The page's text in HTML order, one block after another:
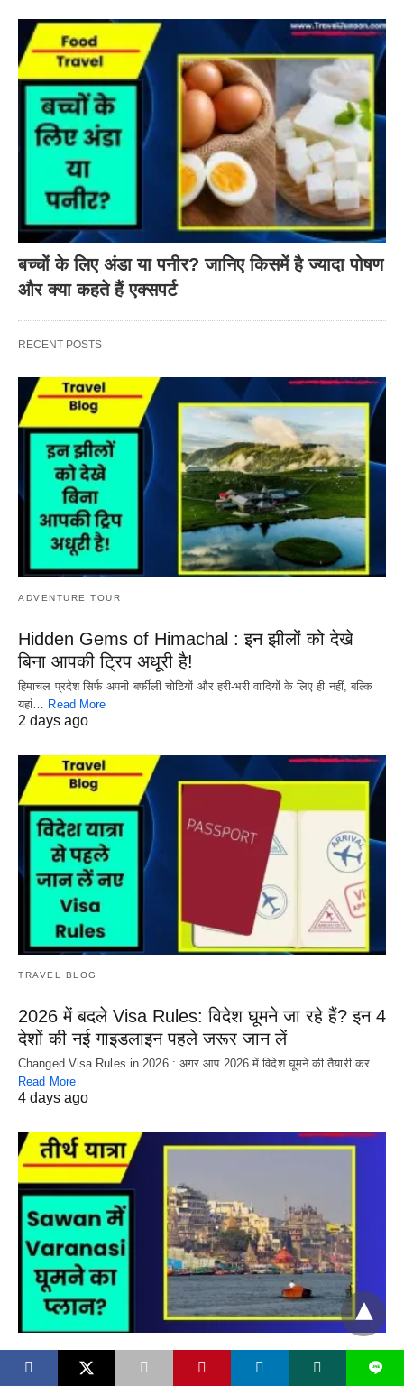
बच्चों के लिए अंडा या पनीर? जानिए किसमें है ज्यादा पोषण
और क्या कहते हैं एक्सपर्ट
RECENT POSTS
ADVENTURE TOUR
Hidden Gems of Himachal : इन झीलों को देखे
बिना आपकी ट्रिप अधूरी है!
हिमाचल प्रदेश सिर्फ अपनी बर्फीली चोटियों और हरी-भरी वादियों के लिए ही नहीं, बल्कि
यहां…
Read More
2 days ago
TRAVEL BLOG
2026 में बदले Visa Rules: विदेश घूमने जा रहे हैं? इन 4
देशों की नई गाइडलाइन पहले जरूर जान लें
Changed Visa Rules in 2026 : अगर आप 2026 में विदेश घूमने की तैयारी कर…
Read More
4 days ago
TEERTH YATRA
L